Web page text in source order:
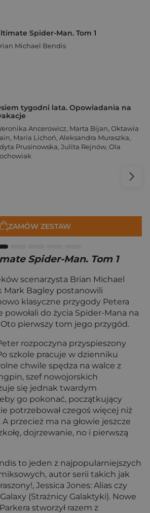
Spider-Man. Tom 1
Michael Bendis
tygodni lata. Opowiadania na
Ancerowicz, Marta Bijan, Oktawia
, Maria Lichoń, Aleksandra Muraszka,
Prusinowska, Julita Rejnów, Ola
ZAMÓW ZESTAW
Spider-Man. Tom 1
scenarzysta Brian Michael
Mark Bagley postanowili
klasyczne przygody Petera
powołali do życia Spider-Mana na
pierwszy tom jego przygód.
rozpoczyna przyspieszony
szkole pracuje w dzienniku
chwile spędza na walce z
szef nowojorskich
się jednak twardym
go pokonać, początkujący
potrzebował czegoś więcej niż
przecież ma na głowie jeszcze
dojrzewanie, no i pierwszą
to jeden z najpopularniejszych
autor serii takich jak
Jessica Jones: Alias czy
(Strażnicy Galaktyki). Nowe
stworzył razem z